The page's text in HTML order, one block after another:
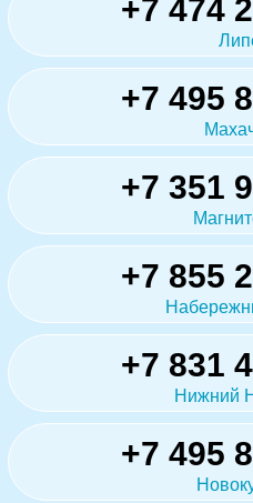
+7 474
+7 495
+7 351
+7 855
+7 831
Нижний
+7 495